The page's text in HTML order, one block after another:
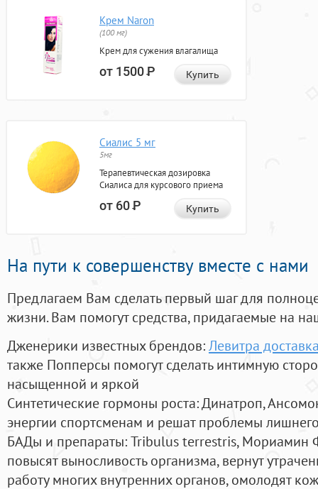
Крем Naron
(100 мг)
Крем для сужения влагалища
от 1500Р Купить
Сиалис 5 мг
5мг
Терапевтическая дозировка
Сиалиса для курсового приема
от 60Р Купить
На пути к совершенству вместе с нами
Предлагаем Вам сделать первый шаг для
жизни. Вам помогут средства, придагаемые на
Дженерики известных брендов:Левитра
также Попперсы помогут сделать интимную
насыщенной и яркой
Синтетические гормоны роста: Динатроп,
энергии спортсменам и решат проблемы
БАДы и препараты:Tribulus terrestris, Мориамин
повысят выносливость организма, вернут
работу многих внутренних органов, омолодят